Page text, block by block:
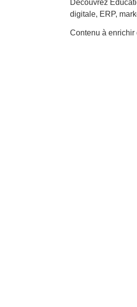
Découvrez
digitale, ERP,
Contenu à enrichir